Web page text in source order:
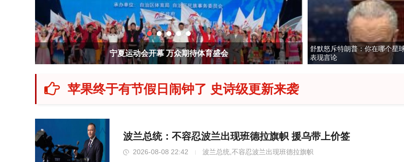
安徽阜阳市委书记：坚决打赢防台风硬仗 新书记上任引领抗灾 2026年“未录
舒默怒斥特朗普：你在哪个星
表现言论
苹果终于有节假日闹钟了 史诗级更新来袭
波兰总统：不容忍波兰出现班德拉旗帜 援乌带上价签
2026-08-08 22:42 波兰总统,不容忍波兰出现班德拉旗帜